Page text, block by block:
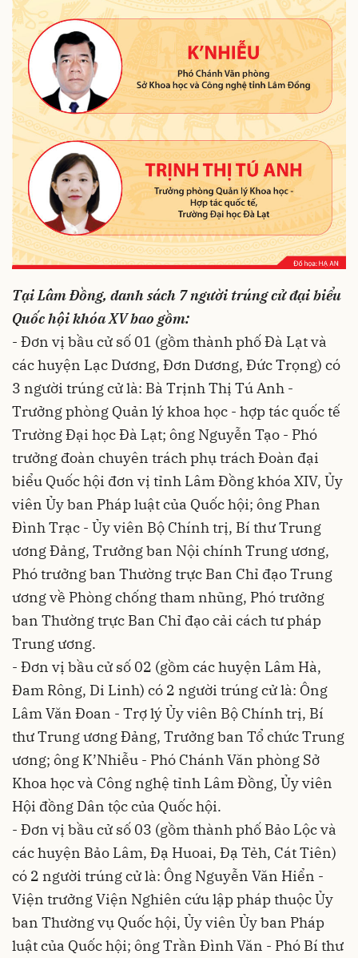
Tại Lâm Đồng, danh sách 7 người trúng cử đại biểu
Quốc hội khóa XV bao gồm:
- Đơn vị bầu cử số 01 (gồm thành phố Đà Lạt và
các huyện Lạc Dương, Đơn Dương, Đức Trọng) có
3 người trúng cử là: Bà Trịnh Thị Tú Anh -
Trưởng phòng Quản lý khoa học - hợp tác quốc tế
Trường Đại học Đà Lạt; ông Nguyễn Tạo - Phó
trưởng đoàn chuyên trách phụ trách Đoàn đại
biểu Quốc hội đơn vị tỉnh Lâm Đồng khóa XIV, Ủy
viên Ủy ban Pháp luật của Quốc hội; ông Phan
Đình Trạc - Ủy viên Bộ Chính trị, Bí thư Trung
ương Đảng, Trưởng ban Nội chính Trung ương,
Phó trưởng ban Thường trực Ban Chỉ đạo Trung
ương về Phòng chống tham nhũng, Phó trưởng
ban Thường trực Ban Chỉ đạo cải cách tư pháp
Trung ương.
- Đơn vị bầu cử số 02 (gồm các huyện Lâm Hà,
Đam Rông, Di Linh) có 2 người trúng cử là: Ông
Lâm Văn Đoan - Trợ lý Ủy viên Bộ Chính trị, Bí
thư Trung ương Đảng, Trưởng ban Tổ chức Trung
ương; ông K’Nhiễu - Phó Chánh Văn phòng Sở
Khoa học và Công nghệ tỉnh Lâm Đồng, Ủy viên
Hội đồng Dân tộc của Quốc hội.
- Đơn vị bầu cử số 03 (gồm thành phố Bảo Lộc và
các huyện Bảo Lâm, Đạ Huoai, Đạ Tẻh, Cát Tiên)
có 2 người trúng cử là: Ông Nguyễn Văn Hiển -
Viện trưởng Viện Nghiên cứu lập pháp thuộc Ủy
ban Thường vụ Quốc hội, Ủy viên Ủy ban Pháp
luật của Quốc hội; ông Trần Đình Văn - Phó Bí thư